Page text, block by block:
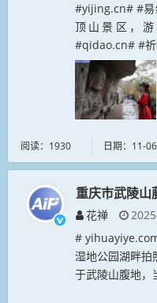
#yijing.cn# #易
顶山景区，
#qidao.cn# #
阅读：1930 日期：11-06
重庆市武陵山
花禅
#
湿地公园湖畔拍
于武陵山腹地，